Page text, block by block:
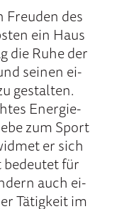
Freu­den des
ein Haus
die Ruhe der
sei­nen ei­
ge­stal­ten.
Energie­
zum Sport
er sich
für
auch ei­
Tä­tig­keit im